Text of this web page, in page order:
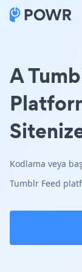
A
Kodlama veya
Tumblr Feed